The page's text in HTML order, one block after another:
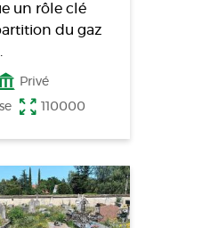
un rôle clé
du gaz
Privé
110000